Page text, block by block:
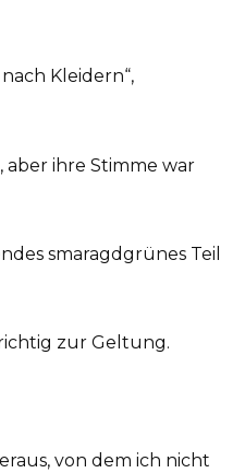
Kleidern“,
ihre Stimme war
smaragdgrünes Teil
zur Geltung.
von dem ich nicht